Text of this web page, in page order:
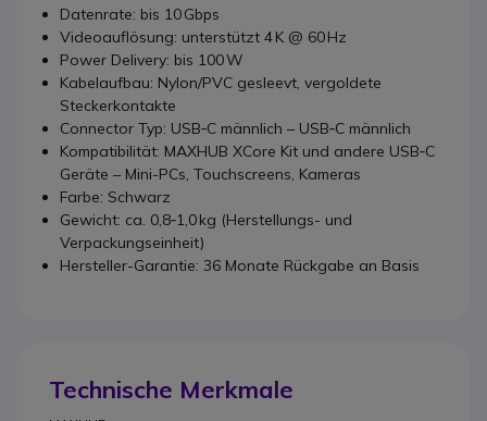
Datenrate: bis 10 Gbps
Videoauflösung: unterstützt 4 K @ 60 Hz
Power Delivery: bis 100 W
Kabelaufbau: Nylon/PVC gesleevt, vergoldete
Steckerkontakte
Connector Typ: USB‑C männlich – USB‑C männlich
Kompatibilität: MAXHUB XCore Kit und andere USB‑C
Geräte – Mini-PCs, Touchscreens, Kameras
Farbe: Schwarz
Gewicht: ca. 0,8‑1,0 kg (Herstellungs- und
Verpackungseinheit)
Hersteller-Garantie: 36 Monate Rückgabe an Basis
Technische Merkmale